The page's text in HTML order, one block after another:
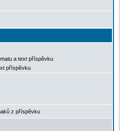
a text příspěvku
příspěvku
z příspěvku